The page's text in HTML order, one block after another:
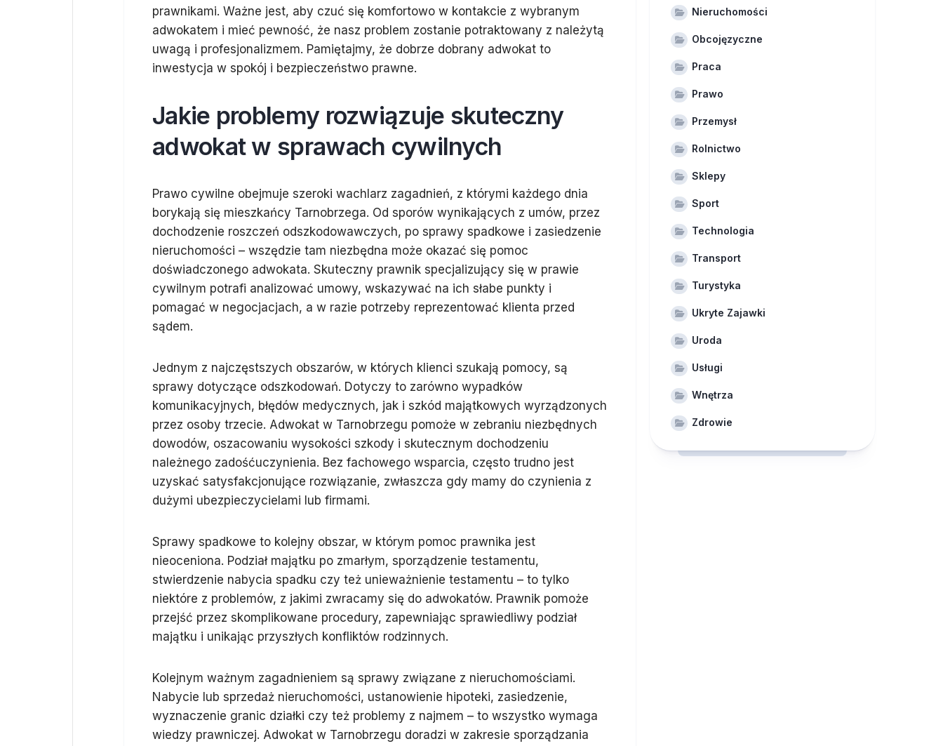
prawnikami. Ważne jest, aby czuć się komfortowo w kontakcie z wybranym
adwokatem i mieć pewność, że nasz problem zostanie potraktowany z należytą
uwagą i profesjonalizmem. Pamiętajmy, że dobrze dobrany adwokat to
inwestycja w spokój i bezpieczeństwo prawne.
Jakie problemy rozwiązuje skuteczny
adwokat w sprawach cywilnych
Prawo cywilne obejmuje szeroki wachlarz zagadnień, z którymi każdego dnia
borykają się mieszkańcy Tarnobrzega. Od sporów wynikających z umów, przez
dochodzenie roszczeń odszkodowawczych, po sprawy spadkowe i zasiedzenie
nieruchomości – wszędzie tam niezbędna może okazać się pomoc
doświadczonego adwokata. Skuteczny prawnik specjalizujący się w prawie
cywilnym potrafi analizować umowy, wskazywać na ich słabe punkty i
pomagać w negocjacjach, a w razie potrzeby reprezentować klienta przed
sądem.
Jednym z najczęstszych obszarów, w których klienci szukają pomocy, są
sprawy dotyczące odszkodowań. Dotyczy to zarówno wypadków
komunikacyjnych, błędów medycznych, jak i szkód majątkowych wyrządzonych
przez osoby trzecie. Adwokat w Tarnobrzegu pomoże w zebraniu niezbędnych
dowodów, oszacowaniu wysokości szkody i skutecznym dochodzeniu
należnego zadośćuczynienia. Bez fachowego wsparcia, często trudno jest
uzyskać satysfakcjonujące rozwiązanie, zwłaszcza gdy mamy do czynienia z
dużymi ubezpieczycielami lub firmami.
Sprawy spadkowe to kolejny obszar, w którym pomoc prawnika jest
nieoceniona. Podział majątku po zmarłym, sporządzenie testamentu,
stwierdzenie nabycia spadku czy też unieważnienie testamentu – to tylko
niektóre z problemów, z jakimi zwracamy się do adwokatów. Prawnik pomoże
przejść przez skomplikowane procedury, zapewniając sprawiedliwy podział
majątku i unikając przyszłych konfliktów rodzinnych.
Kolejnym ważnym zagadnieniem są sprawy związane z nieruchomościami.
Nabycie lub sprzedaż nieruchomości, ustanowienie hipoteki, zasiedzenie,
wyznaczenie granic działki czy też problemy z najmem – to wszystko wymaga
wiedzy prawniczej. Adwokat w Tarnobrzegu doradzi w zakresie sporządzania
Nieruchomości
Obcojęzyczne
Praca
Prawo
Przemysł
Rolnictwo
Sklepy
Sport
Technologia
Transport
Turystyka
Ukryte Zajawki
Uroda
Usługi
Wnętrza
Zdrowie